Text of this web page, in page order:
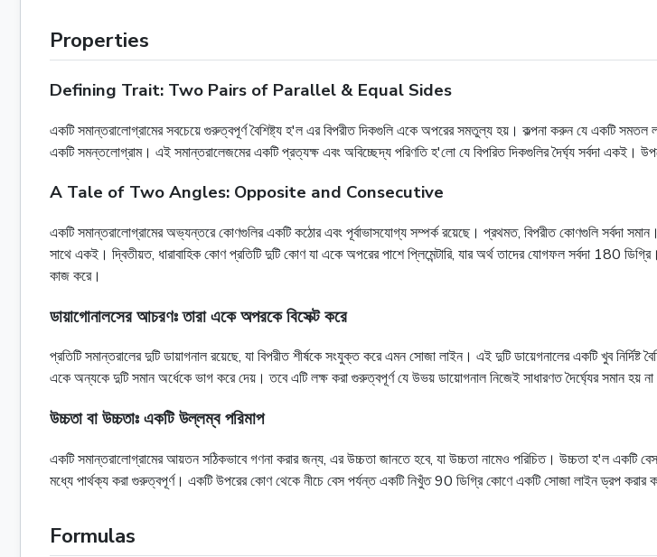
Properties
Defining Trait: Two Pairs of Parallel & Equal Sides
একটি সমান্তরালোগ্রামের সবচেয়ে গুরুত্বপূর্ণ বৈশিষ্ট্য হ'ল এর বিপরীত দিকগুলি একে অপরের সমতুল্য হয়। কল্পনা করুন যে একটি
একটি সমন্তলোগ্রাম। এই সমান্তরালেজমের একটি প্রত্যক্ষ এবং অবিচ্ছেদ্য পরিণতি হ'লো যে বিপরিত দিকগুলির দৈর্ঘ্য সর্বদা একই।
A Tale of Two Angles: Opposite and Consecutive
একটি সমান্তরালোগ্রামের অভ্যন্তরে কোণগুলির একটি কঠোর এবং পূর্বাভাসযোগ্য সম্পর্ক রয়েছে। প্রথমত, বিপরীত কোণগুলি সর্বদা
সাথে একই। দ্বিতীয়ত, ধারাবাহিক কোণ প্রতিটি দুটি কোণ যা একে অপরের পাশে প্লিমেন্টারি, যার অর্থ তাদের যোগফল সর্বদা 180
কাজ করে।
ডায়াগোনালসের আচরণঃ তারা একে অপরকে বিসেক্ট করে
প্রতিটি সমান্তরালের দুটি ডায়াগনাল রয়েছে, যা বিপরীত শীর্ষকে সংযুক্ত করে এমন সোজা লাইন। এই দুটি ডায়েগনালের একটি খুব নির্দিষ্ট
একে অন্যকে দুটি সমান অর্ধেকে ভাগ করে দেয়। তবে এটি লক্ষ করা গুরুত্বপূর্ণ যে উভয় ডায়োগনাল নিজেই সাধারণত দৈর্ঘ্যের সমান
উচ্চতা বা উচ্চতাঃ একটি উল্লম্ব পরিমাপ
একটি সমান্তরালোগ্রামের আয়তন সঠিকভাবে গণনা করার জন্য, এর উচ্চতা জানতে হবে, যা উচ্চতা নামেও পরিচিত। উচ্চতা হ'ল একটি
মধ্যে পার্থক্য করা গুরুত্বপূর্ণ। একটি উপরের কোণ থেকে নীচে বেস পর্যন্ত একটি নিখুঁত 90 ডিগ্রি কোণে একটি সোজা লাইন ড্রপ করার
Formulas